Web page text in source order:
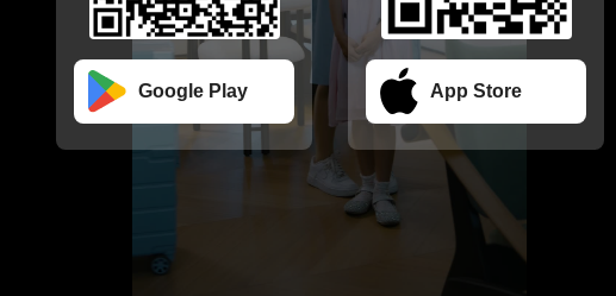
Google Play App Store